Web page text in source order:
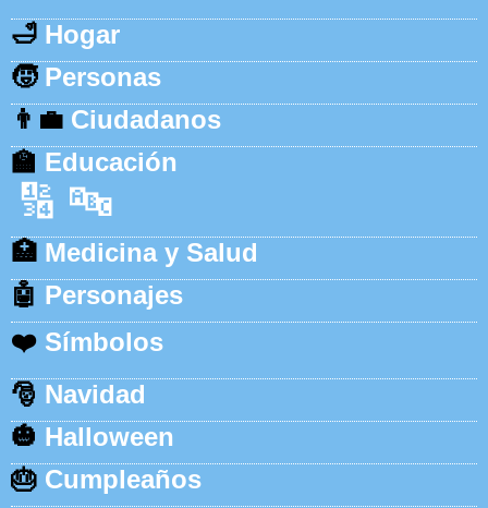
🛁 Hogar
🧒 Personas
👨‍💼 Ciudadanos
🏫 Educación
🔢 🔤
🏥 Medicina y Salud
🤖 Personajes
❤️ Símbolos
🎅 Navidad
🎃 Halloween
🎂 Cumpleaños